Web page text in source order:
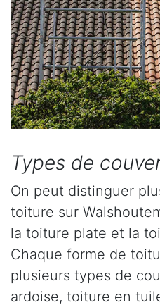
Types de
On peut distinguer
toiture sur
la toiture plate et la
Chaque forme de
plusieurs types de
ardoise, toiture en